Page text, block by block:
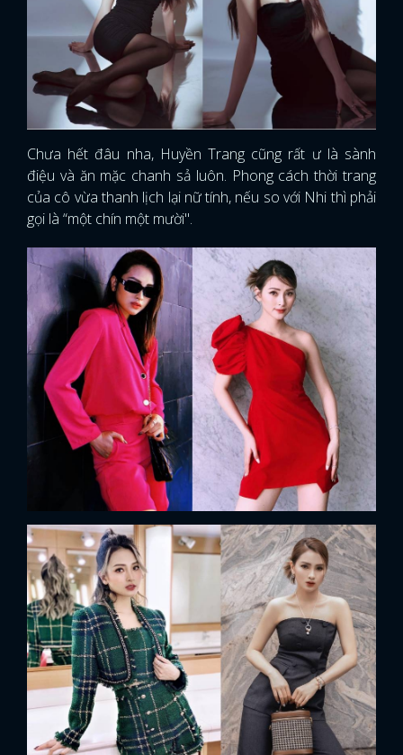
Chưa hết đâu nha, Huyền Trang cũng rất ư là sành
điệu và ăn mặc chanh sả luôn. Phong cách thời trang
của cô vừa thanh lịch lại nữ tính, nếu so với Nhi thì phải
gọi là “một chín một mười".